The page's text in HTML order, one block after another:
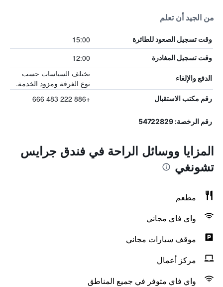
من الجيد أن تعلم
وقت تسجيل الصعود للطائرة 15:00
وقت تسجيل المغادرة 12:00
الدفع والإلغاء
تختلف السياسات حسب
نوع الغرفة ومزود الخدمة.
رقم مكتب الاستقبال +886 222 483 666
رقم الرخصة: 54722829
المزايا ووسائل الراحة في فندق جرايس
تشونغي
مطعم
واي فاي مجاني
موقف سيارات مجاني
مركز أعمال
واي فاي متوفر في جميع المناطق